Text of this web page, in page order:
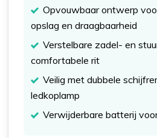
Opvouwbaar ontwerp
opslag en draagbaarheid
Verstelbare zadel- en
comfortabele rit
Veilig met dubbele
ledkoplamp
Verwijderbare batterij